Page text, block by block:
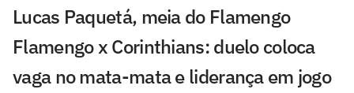
Lucas Paquetá, meia do Flamengo
Flamengo x Corinthians: duelo coloca
vaga no mata-mata e liderança em jogo